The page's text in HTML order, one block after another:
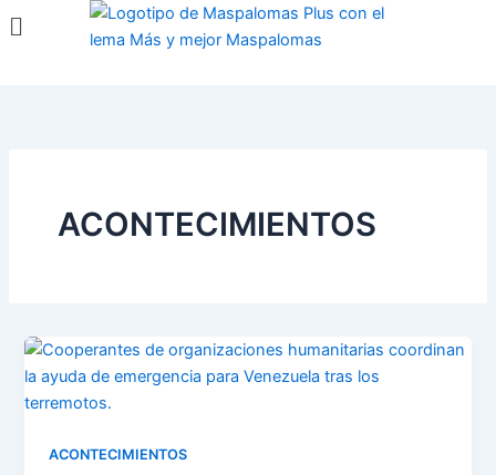
Menú
ACONTECIMIENTOS
ACONTECIMIENTOS